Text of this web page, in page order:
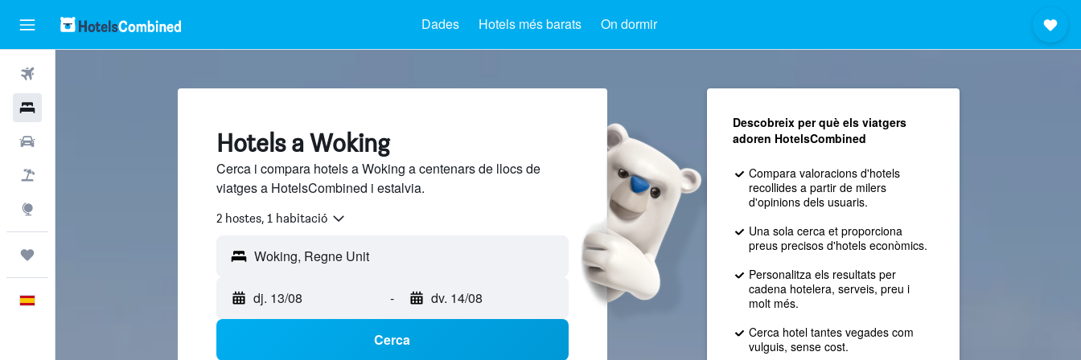
Dades Hotels més barats On dormir
Hotels a Woking
Cerca i compara hotels a Woking a centenars de llocs de
viatges a HotelsCombined i estalvia.
2 hostes, 1 habitació
dj. 13/08 - dv. 14/08
Cerca
Descobreix per què els viatgers
adoren HotelsCombined
Compara valoracions d'hotels
recollides a partir de milers
d'opinions dels usuaris.
Una sola cerca et proporciona
preus precisos d'hotels econòmics.
Personalitza els resultats per
cadena hotelera, serveis, preu i
molt més.
Cerca hotel tantes vegades com
vulguis, sense cost.